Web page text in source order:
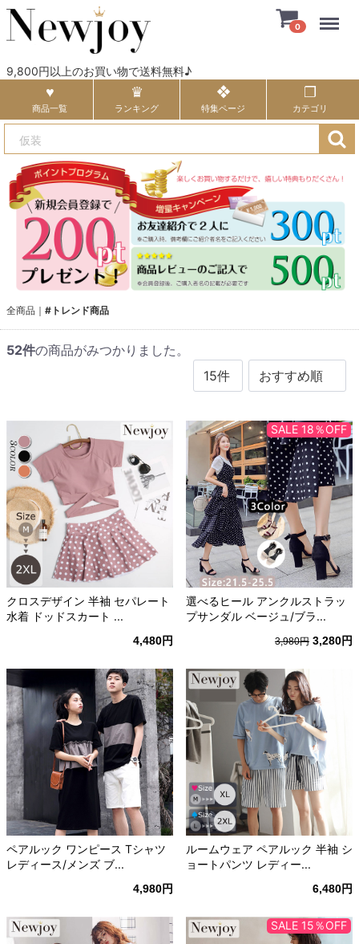
9,800円以上のお買い物で送料無料♪
0
商品一覧 ランキング 特集ページ カテゴリ
全商品 #トレンド商品
52件の商品がみつかりました。
クロスデザイン 半袖 セパレート
水着 ドッドスカート ...
4,480円
SALE 18％OFF
選べるヒール アンクルストラッ
プサンダル ベージュ/ブラ...
3,980円 3,280円
ペアルック ワンピース Tシャツ
レディース/メンズ ブ...
4,980円
ルームウェア ペアルック 半袖 シ
ョートパンツ レディー...
6,480円
SALE 15％OFF